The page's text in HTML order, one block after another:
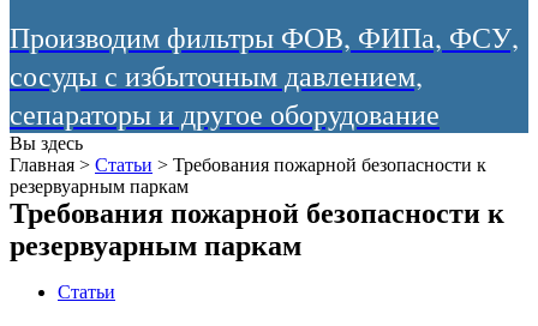
Производим фильтры ФОВ, ФИПа, ФСУ,
сосуды с избыточным давлением,
сепараторы и другое оборудование
Вы здесь
Главная > Статьи > Требования пожарной безопасности к
резервуарным паркам
Требования пожарной безопасности к
резервуарным паркам
Статьи